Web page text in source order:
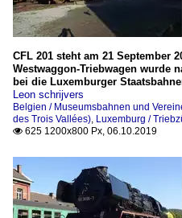
CFL 201 steht am 21 September
Westwaggon-Triebwagen wurde
bei die Luxemburger
Leon schrijvers
Belgien / Museumsbahnen und
des Trois Vallées), Luxemburg /
 625 1200x800 Px, 06.10.2019